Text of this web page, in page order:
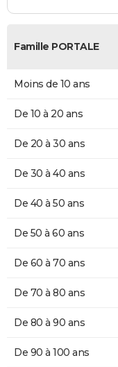
Famille PORTALE
Moins de 10 ans
De 10 à 20 ans
De 20 à 30 ans
De 30 à 40 ans
De 40 à 50 ans
De 50 à 60 ans
De 60 à 70 ans
De 70 à 80 ans
De 80 à 90 ans
De 90 à 100 ans